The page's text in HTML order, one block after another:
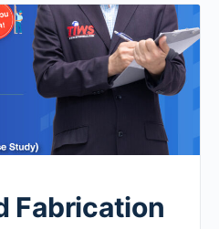
Fabrication